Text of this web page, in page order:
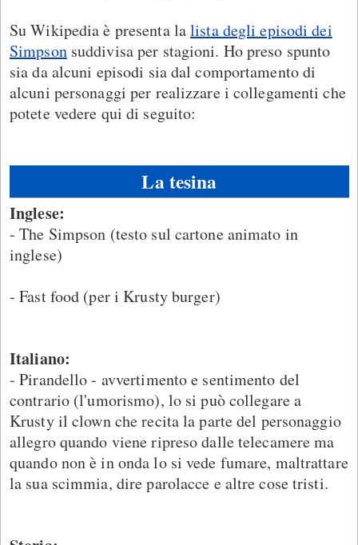
Su Wikipedia è presenta lalista degli episodi dei
Simpsonsuddivisa per stagioni. Ho preso spunto
sia da alcuni episodi sia dal comportamento di
alcuni personaggi per realizzare i collegamenti che
potete vedere qui di seguito:
La tesina
Inglese:
- The Simpson (testo sul cartone animato in
inglese)
- Fast food (per i Krusty burger)
Italiano:
- Pirandello - avvertimento e sentimento del
contrario (l'umorismo), lo si può collegare a
Krusty il clown che recita la parte del personaggio
allegro quando viene ripreso dalle telecamere ma
quando non è in onda lo si vede fumare, maltrattare
la sua scimmia, dire parolacce e altre cose tristi.